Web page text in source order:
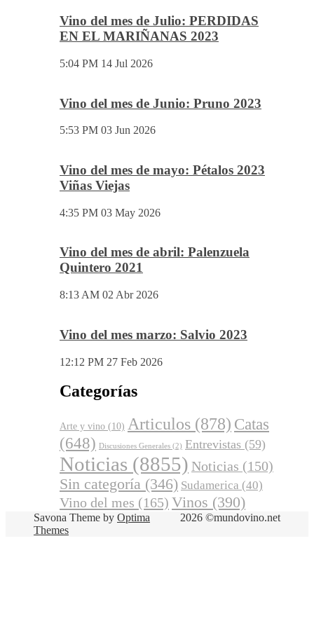
Vino del mes de Julio: PERDIDAS
EN EL MARIÑANAS 2023
5:04 PM 14 Jul 2026
Vino del mes de Junio: Pruno 2023
5:53 PM 03 Jun 2026
Vino del mes de mayo: Pétalos 2023
Viñas Viejas
4:35 PM 03 May 2026
Vino del mes de abril: Palenzuela
Quintero 2021
8:13 AM 02 Abr 2026
Vino del mes marzo: Salvio 2023
12:12 PM 27 Feb 2026
Categorías
Arte y vino (10) Articulos (878) Catas
(648) Discusiones Generales (2) Entrevistas (59)
Noticias (8855) Noticias (150)
Sin categoría (346) Sudamerica (40)
Vino del mes (165) Vinos (390)
2026 ©mundovino.net
Savona Theme by Optima
Themes